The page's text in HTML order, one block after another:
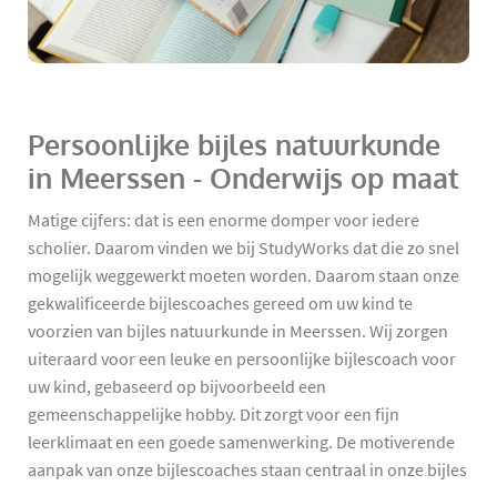
Persoonlijke bijles natuurkunde
in Meerssen - Onderwijs op maat
Matige cijfers: dat is een enorme domper voor iedere
scholier. Daarom vinden we bij StudyWorks dat die zo snel
mogelijk weggewerkt moeten worden. Daarom staan onze
gekwalificeerde bijlescoaches gereed om uw kind te
voorzien van bijles natuurkunde in Meerssen. Wij zorgen
uiteraard voor een leuke en persoonlijke bijlescoach voor
uw kind, gebaseerd op bijvoorbeeld een
gemeenschappelijke hobby. Dit zorgt voor een fijn
leerklimaat en een goede samenwerking. De motiverende
aanpak van onze bijlescoaches staan centraal in onze bijles